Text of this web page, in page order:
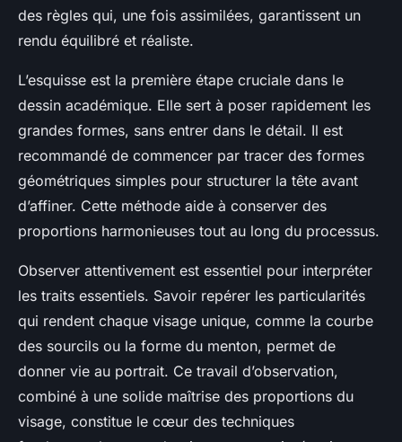
des règles qui, une fois assimilées, garantissent un
rendu équilibré et réaliste.
L’esquisse est la première étape cruciale dans le
dessin académique. Elle sert à poser rapidement les
grandes formes, sans entrer dans le détail. Il est
recommandé de commencer par tracer des formes
géométriques simples pour structurer la tête avant
d’affiner. Cette méthode aide à conserver des
proportions harmonieuses tout au long du processus.
Observer attentivement est essentiel pour interpréter
les traits essentiels. Savoir repérer les particularités
qui rendent chaque visage unique, comme la courbe
des sourcils ou la forme du menton, permet de
donner vie au portrait. Ce travail d’observation,
combiné à une solide maîtrise des proportions du
visage, constitue le cœur des techniques